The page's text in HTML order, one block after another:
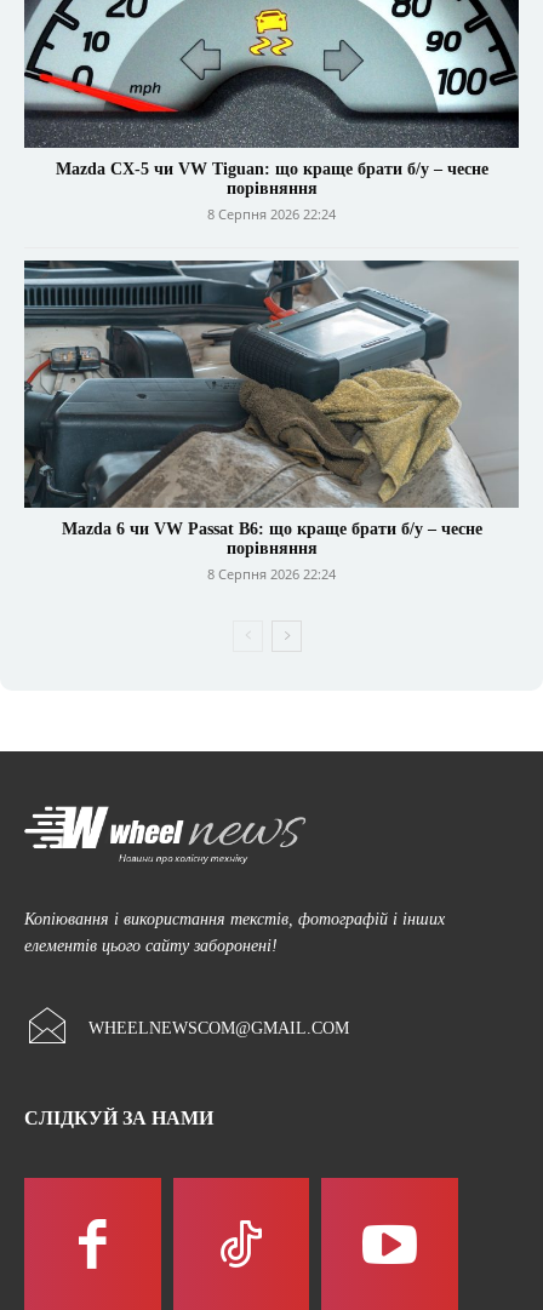
Mazda CX-5 чи VW Tiguan: що краще брати б/у – чесне
порівняння
8 Серпня 2026 22:24
Mazda 6 чи VW Passat B6: що краще брати б/у – чесне
порівняння
8 Серпня 2026 22:24
Копіювання і використання текстів, фотографій і інших
елементів цього сайту заборонені!
WHEELNEWSCOM@GMAIL.COM
СЛІДКУЙ ЗА НАМИ